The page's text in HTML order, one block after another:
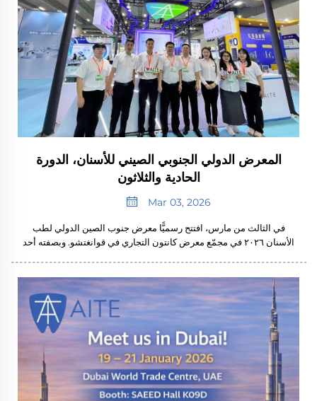
المعرض الدولي الجنوبي الصيني للأسنان، الدورة
الحادية والثلاثون
Mar 03, 2026
في الثالث من مارس، افتتح رسميًّا معرض جنوب الصين الدولي لطب
الأسنان ٢٠٢٦ في مجمّع معرض كانتون التجاري في قوانغتشو. وبصفته أحد